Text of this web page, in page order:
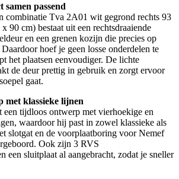
passend
combinatie Tva 2A01 wit gegrond rechts 93
90 cm) bestaat uit een rechtsdraaiende
en een grenen kozijn die precies op
hoef je geen losse onderdelen te
het plaatsen eenvoudiger. De lichte
de deur prettig in gebruik en zorgt ervoor
gaat.
met klassieke lijnen
een tijdloos ontwerp met vierhoekige en
waardoor hij past in zowel klassieke als
slotgat en de voorplaatboring voor Nemef
Ook zijn 3 RVS
een sluitplaat al aangebracht, zodat je sneller